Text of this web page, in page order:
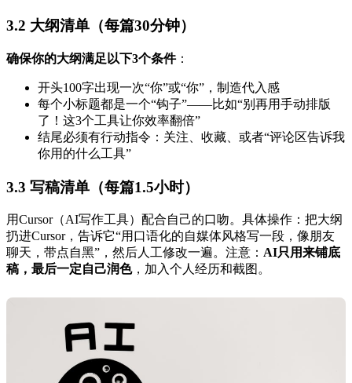
3.2 大纲清单（每篇30分钟）
确保你的大纲满足以下3个条件：
开头100字出现一次“你”或“你”，制造代入感
每个小标题都是一个“钩子”——比如“别再用手动排版
了！这3个工具让你效率翻倍”
结尾必须有行动指令：关注、收藏、或者“评论区告诉我
你用的什么工具”
3.3 写稿清单（每篇1.5小时）
用Cursor（AI写作工具）配合自己的口吻。具体操作：把大纲
扔进Cursor，告诉它“用口语化的自媒体风格写一段，像朋友
聊天，带点自黑”，然后人工修改一遍。注意： AI只用来铺底
稿，最后一定自己润色，加入个人经历和截图。